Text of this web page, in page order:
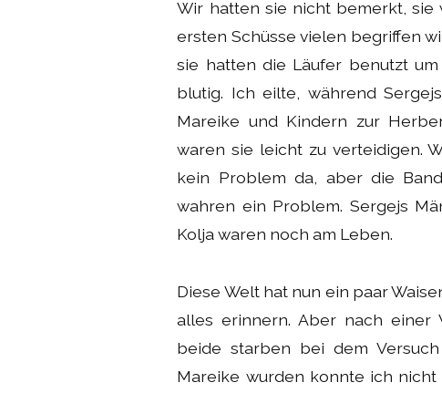
Wir hatten sie nicht bemerkt, sie
ersten Schüsse vielen begriffen
sie hatten die Läufer benutzt
blutig. Ich eilte, während
Mareike und Kindern zur
waren sie leicht zu verteidigen.
kein Problem da, aber die
wahren ein Problem. Sergejs
Kolja waren noch am Leben.
Diese Welt hat nun ein paar
alles erinnern. Aber nach einer
beide starben bei dem
Mareike wurden konnte ich